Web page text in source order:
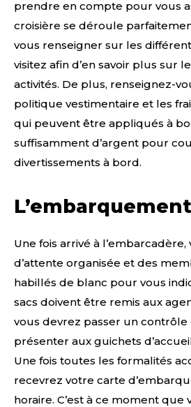
prendre en compte pour vous
croisière se déroule
vous renseigner sur les
visitez afin d’en savoir plus sur
activités. De plus, renseignez-
politique vestimentaire et les
qui peuvent être appliqués à
suffisamment d’argent pour
divertissements à bord.
L’embarquement
Une fois arrivé à
d’attente organisée et des
habillés de blanc pour vous
sacs doivent être remis aux
vous devrez passer un
présenter aux guichets
Une fois toutes les formalités
recevrez votre carte
horaire. C’est à ce moment que